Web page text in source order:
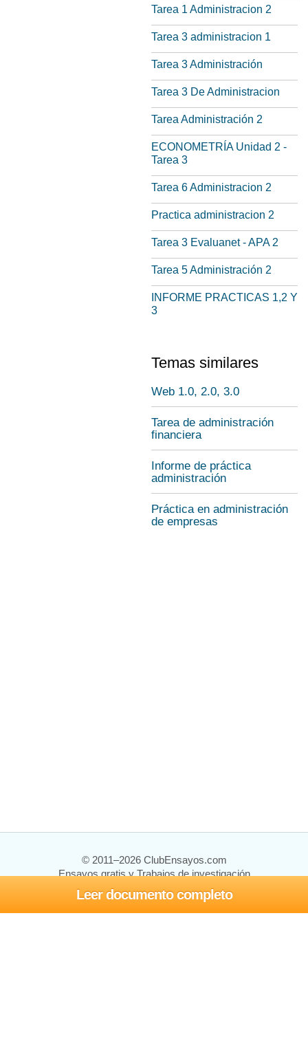
Leer documento completo
Tarea 1 Administracion 2
Tarea 3 administracion 1
Tarea 3 Administración
Tarea 3 De Administracion
Tarea Administración 2
ECONOMETRÍA Unidad 2 -
Tarea 3
Tarea 6 Administracion 2
Practica administracion 2
Tarea 3 Evaluanet - APA 2
Tarea 5 Administración 2
INFORME PRACTICAS 1,2 Y
3
Temas similares
Web 1.0, 2.0, 3.0
Tarea de administración
financiera
Informe de práctica
administración
Práctica en administración
de empresas
© 2011–2026 ClubEnsayos.com
Ensayos gratis y Trabajos de investigación